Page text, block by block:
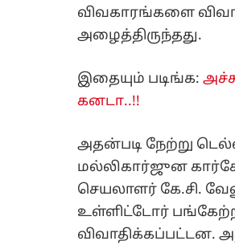
விவகாரங்களை
அழைத்திருந்தது.
இதையும் படிங்க:
கனடா..!!
அதன்படி நேற்று
மல்லிகார்ஜுன
செயலாளர் கே.சி.
உள்ளிட்டோர்
விவாதிக்கப்பட்டன.